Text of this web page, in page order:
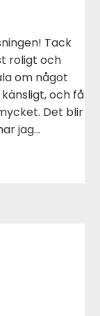
Tack
roligt och
om något
och få
Det blir
jag…